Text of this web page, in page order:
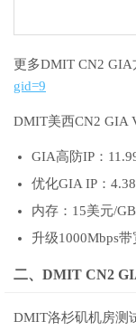
更多DMIT CN2 GIA
gid=9
DMIT美西CN2 GIA
GIA高防IP：
优化GIA IP：
内存：15美元/
升级1000Mbps带
二、DMIT CN2
DMIT洛杉矶机房测